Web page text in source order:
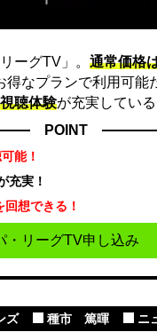
ーグTV」。 通常価格
なプランで利用可
聴体験が充実している
POINT
能！
充実！
想できる！
・リーグTV申し込み
ズ 種市 篤暉 ニ